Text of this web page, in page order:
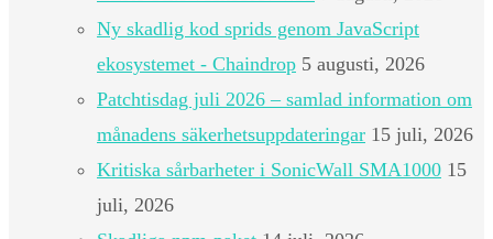
Ny skadlig kod sprids genom JavaScript
ekosystemet - Chaindrop 5 augusti, 2026
Patchtisdag juli 2026 – samlad information om
månadens säkerhetsuppdateringar 15 juli, 2026
Kritiska sårbarheter i SonicWall SMA1000 15
juli, 2026